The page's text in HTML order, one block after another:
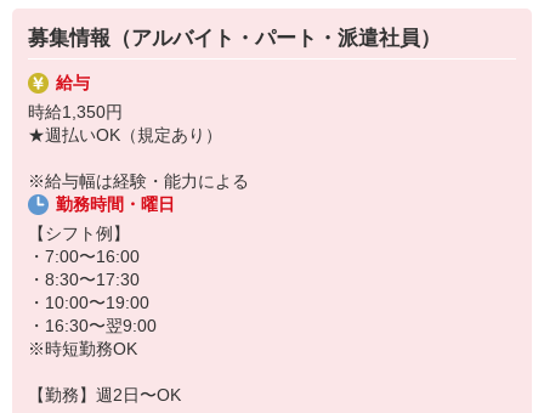
・医療器具の洗浄や消毒
・シーツ交換やベッドメイキング
・伝票や診療材料等の補充、整理
・診療補助
・メッセンジャー業務
など
★無資格・未経験OK！未経験から医療業界デビューできちゃいます
★病院、クリニック内は冷暖房完備！いつでも快適にお仕事できま
すよ！
あなたのスキルに合わせて少しずつお仕事をお願いしていきます。
20代・30代・40代・50代・60代、
中！
募集情報（アルバイト・パート・派遣社員）
給与
時給1,350円
★週払いOK（規定あり）
※給与幅は経験・能力による
勤務時間・曜日
【シフト例】
・7:00〜16:00
・8:30〜17:30
・10:00〜19:00
・16:30〜翌9:00
※時短勤務OK
【勤務】週2日〜OK